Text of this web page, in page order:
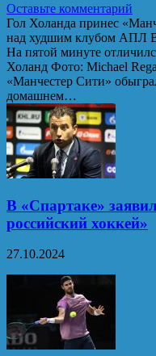
Оставьте комментарий
Гол Холанда принес
над худшим клубом АПЛ
На пятой минуте
Холанд Фото: Michael
«Манчестер Сити»
домашнем…
В «Спартаке»
российский хоккей»
27.10.2024